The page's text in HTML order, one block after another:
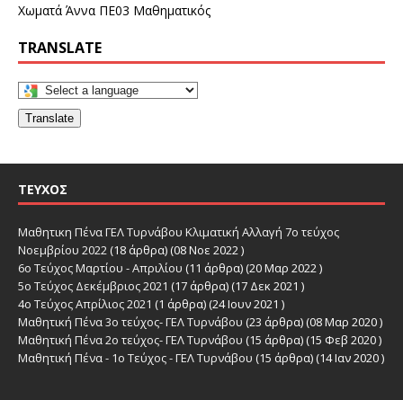
Χωματά Άννα ΠΕ03 Μαθηματικός
TRANSLATE
Translate
ΤΕΎΧΟΣ
Μαθητικη Πένα ΓΕΛ Τυρνάβου Κλιματική Αλλαγή 7ο τεύχος
Νοεμβρίου 2022(18 άρθρα) (08 Νοε 2022 )
6ο Τεύχος Μαρτίου - Απριλίου (11 άρθρα) (20 Μαρ 2022 )
5ο Τεύχος Δεκέμβριος 2021 (17 άρθρα) (17 Δεκ 2021 )
4ο Τεύχος Απρίλιος 2021 (1 άρθρα) (24 Ιουν 2021 )
Μαθητική Πένα 3ο τεύχος- ΓΕΛ Τυρνάβου (23 άρθρα) (08 Μαρ 2020 )
Μαθητική Πένα 2ο τεύχος- ΓΕΛ Τυρνάβου (15 άρθρα) (15 Φεβ 2020 )
Μαθητική Πένα - 1ο Τεύχος - ΓΕΛ Τυρνάβου (15 άρθρα) (14 Ιαν 2020 )